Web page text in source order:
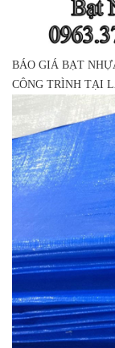
BÁO GIÁ BẠT
CÔNG TRÌNH TẠI